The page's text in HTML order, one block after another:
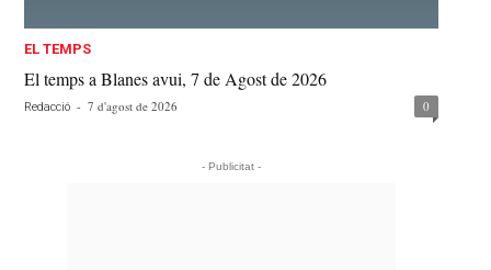
EL TEMPS
El temps a Blanes avui, 7 de Agost de 2026
Redacció - 7 d'agost de 2026 0
- Publicitat -